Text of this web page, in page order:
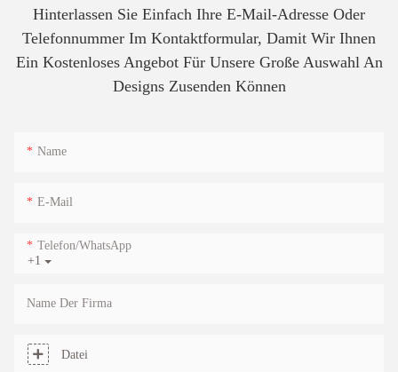
Hinterlassen Sie Einfach Ihre E-Mail-Adresse Oder
Telefonnummer Im Kontaktformular, Damit Wir Ihnen
Ein Kostenloses Angebot Für Unsere Große Auswahl An
Designs Zusenden Können
Name
E-Mail
+1
Telefon/WhatsApp
Name Der Firma
Datei